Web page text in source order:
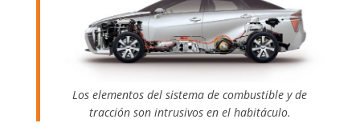
Los elementos del sistema de combustible y de
tracción son intrusivos en el habitáculo.